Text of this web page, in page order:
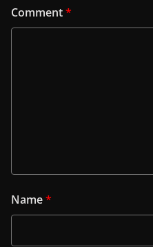
Comment*
Name*